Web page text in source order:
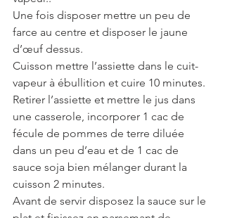
Une fois disposer mettre un peu de
farce au centre et disposer le jaune
d’œuf dessus.
Cuisson mettre l’assiette dans le cuit-
vapeur à ébullition et cuire 10 minutes.
Retirer l’assiette et mettre le jus dans
une casserole, incorporer 1 cac de
fécule de pommes de terre diluée
dans un peu d’eau et de 1 cac de
sauce soja bien mélanger durant la
cuisson 2 minutes.
Avant de servir disposez la sauce sur le